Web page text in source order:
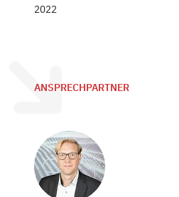
2022
ANSPRECHPARTNER